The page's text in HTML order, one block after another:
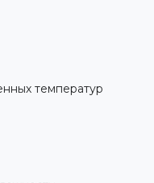
температур